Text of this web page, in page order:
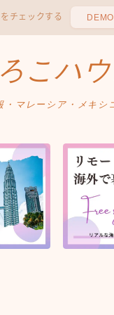
チェックする
こハ
・マレーシア・メキシ